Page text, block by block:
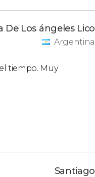
De Los ángeles Lico
Argentina
tiempo. Muy
Santiago